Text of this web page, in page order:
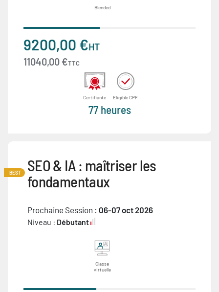
Blended
9200,00 €HT
11040,00 €TTC
Certifiante Eligible CPF
77 heures
BEST
SEO & IA : maîtriser les
fondamentaux
Prochaine Session : 06-07 oct 2026
Niveau : Débutant
Classe
virtuelle